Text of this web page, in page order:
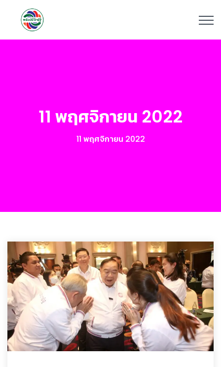
11 พฤศจิกายน 2022
11 พฤศจิกายน 2022